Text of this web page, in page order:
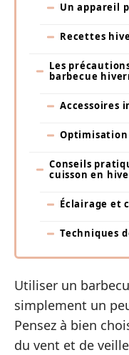
Un appareil
Recettes
Les
barbecue
Accessoires
Optimisation
Conseils
cuisson en
Éclairage et
Techniques
Utiliser un
simplement un
Pensez à bien
du vent et de